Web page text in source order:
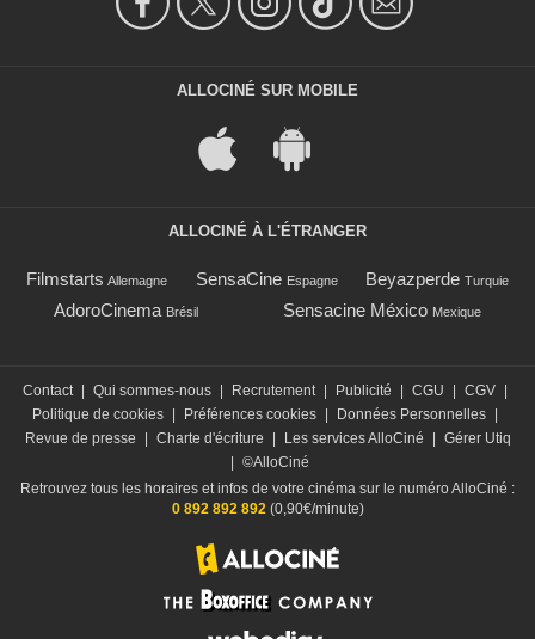
ALLOCINÉ SUR MOBILE
ALLOCINÉ À L'ÉTRANGER
Filmstarts Allemagne SensaCine Espagne Beyazperde Turquie
AdoroCinema Brésil Sensacine México Mexique
Contact Qui sommes-nous Recrutement Publicité CGU CGV
Politique de cookies
Préférences cookies Données Personnelles
Revue de presse
Charte d'écriture Les services AlloCiné
Gérer Utiq
©AlloCiné
Retrouvez tous les horaires et infos de votre cinéma sur le numéro AlloCiné :
0 892 892 892(0,90€/minute)